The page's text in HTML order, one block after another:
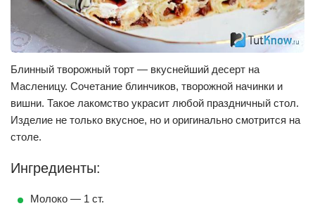
Блинный творожный торт — вкуснейший десерт на
Масленицу. Сочетание блинчиков, творожной начинки и
вишни. Такое лакомство украсит любой праздничный стол.
Изделие не только вкусное, но и оригинально смотрится на
столе.
Ингредиенты:
Молоко — 1 ст.